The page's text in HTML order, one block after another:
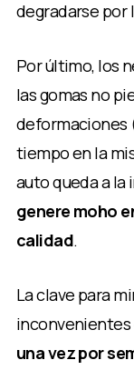
degradarse por
Por último, los
las gomas no
deformaciones
tiempo en la
auto queda a la
genere moho
calidad.
La clave para
inconvenientes
una vez por